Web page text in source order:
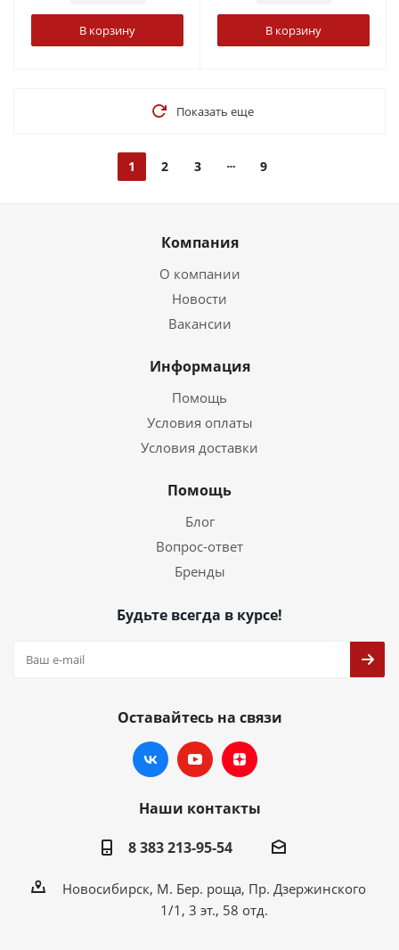
В корзину В корзину
Показать еще
1 2 3 9
Компания
О компании
Новости
Вакансии
Информация
Помощь
Условия оплаты
Условия доставки
Помощь
Блог
Вопрос-ответ
Бренды
Будьте всегда в курсе!
Оставайтесь на связи
Наши контакты
8 383 213-95-54
Новосибирск, М. Бер. роща, Пр. Дзержинского
1/1, 3 эт., 58 отд.